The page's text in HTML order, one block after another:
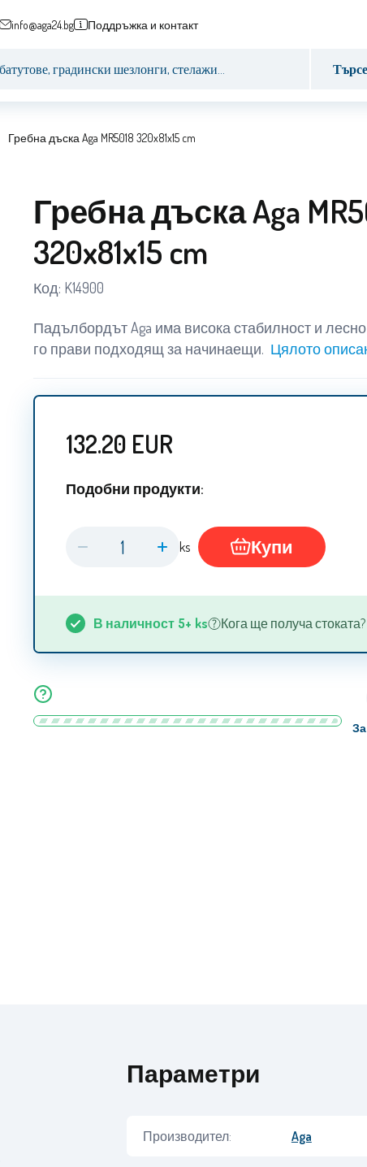
info@aga24.bg Поддръжка и контакт
Гребна дъска Aga MR5018 320x81x15 cm
Гребна дъска Aga
320x81x15 cm
Код: K14900
Падълбордът Aga има висока стабилност и
го прави подходящ за начинаещи. Цялото
132.20 EUR
Подобни продукти:
ks Купи
В наличност 5+ ks Кога ще получа стоката?
Параметри
Производител: Aga